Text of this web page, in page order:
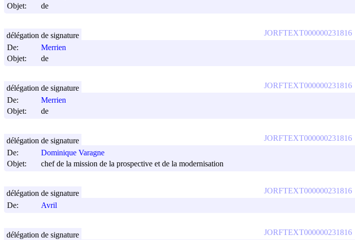
Objet:
de
De:
Merrien
Objet:
de
JORFTEXT000000231816
délégation de signature
De:
Merrien
Objet:
de
JORFTEXT000000231816
délégation de signature
De:
Dominique Varagne
Objet:
chef de la mission de la prospective et de la modernisation
JORFTEXT000000231816
délégation de signature
De: Avril
JORFTEXT000000231816
délégation de signature
JORFTEXT000000231816
délégation de signature